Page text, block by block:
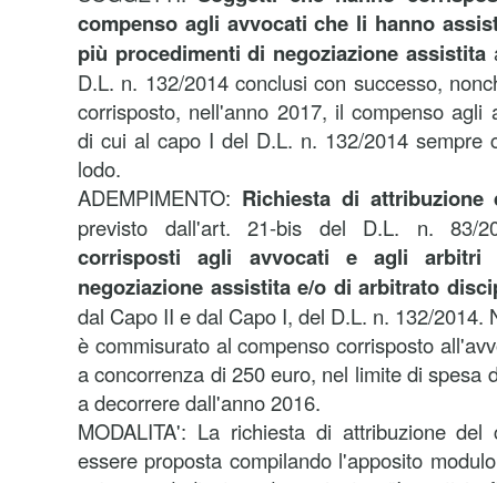
compenso agli avvocati che li hanno
più procedimenti di negoziazione assistita
D.L. n. 132/2014 conclusi con successo,
corrisposto, nell'anno 2017, il compenso agli
di cui al capo I del D.L. n. 132/2014 sempre
lodo.
ADEMPIMENTO: Richiesta di
previsto dall'art. 21-bis del D.L. n. 83/
corrisposti agli avvocati e agli arbitri
negoziazione assistita e/o di arbitrato
dal Capo II e dal Capo I, del D.L. n. 132/2014.
è commisurato al compenso corrisposto
a concorrenza di 250 euro, nel limite di spesa
a decorrere dall'anno 2016.
MODALITA': La richiesta di attribuzione del
essere proposta compilando l'apposito